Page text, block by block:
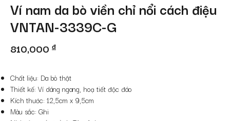
Ví nam da bò viền chỉ nổi cách điệu
VNTAN-3339C-G
810,000 đ
Chất liệu: Da bò thật
Thiết kế: Ví dáng ngang, hoạ tiết độc đáo
Kích thước: 12,5cm x 9,5cm
Màu sắc: Ghi